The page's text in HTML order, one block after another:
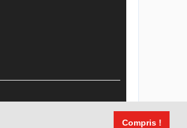
Compris !